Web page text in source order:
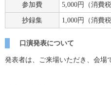
参加費 5,000円（消費
抄録集 1,000円（消費税
口演発表について
発表者は、ご来場いただき、会場